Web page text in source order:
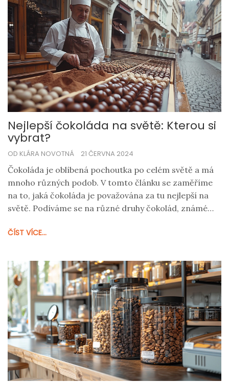
Nejlepší čokoláda na světě: Kterou si
vybrat?
OD KLÁRA NOVOTNÁ 21 ČERVNA 2024
Čokoláda je oblíbená pochoutka po celém světě a má
mnoho různých podob. V tomto článku se zaměříme
na to, jaká čokoláda je považována za tu nejlepší na
světě. Podíváme se na různé druhy čokolád, známé
čokoládu pro vás.
ČÍST VÍCE...